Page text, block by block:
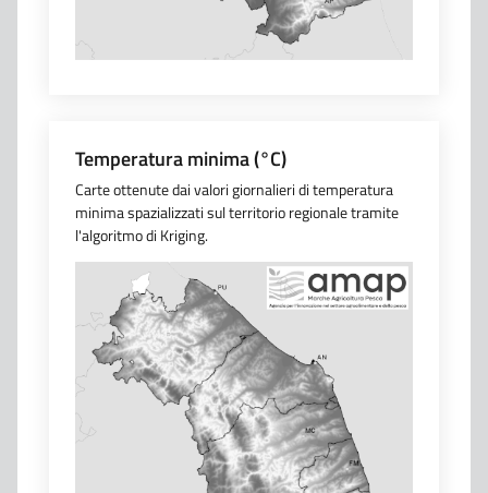
Temperatura minima (°C)
Carte ottenute dai valori giornalieri di temperatura
minima spazializzati sul territorio regionale tramite
l'algoritmo di Kriging.